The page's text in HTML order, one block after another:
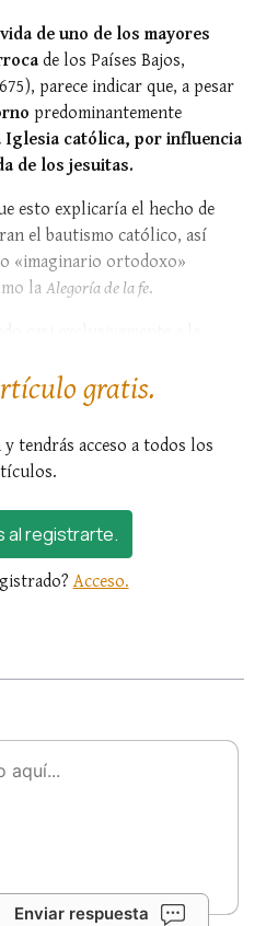
de uno de los mayores
de los Países Bajos,
parece indicar que, a pesar
predominantemente
católica, por influencia
de los jesuitas.
esto explicaría el hecho de
el bautismo católico, así
«imaginario ortodoxo»
laAlegoría de la fe.
gratis.
tendrás acceso a todos los
al registrarte.
Acceso.
Enviar respuesta